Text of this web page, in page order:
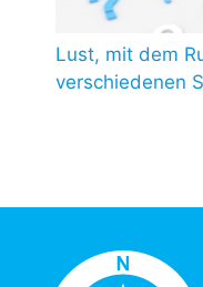
Lust, mit dem
verschiedenen